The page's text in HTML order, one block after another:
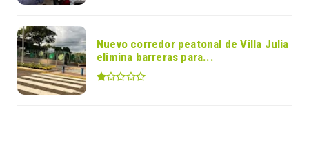
Nuevo corredor peatonal de Villa Julia
elimina barreras para...